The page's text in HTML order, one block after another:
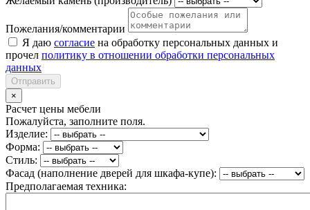
Пожелания/комментарии
Я даю согласие на обработку персональных данных и
прочел политику в отношении обработки персональных
данных
Отправить
×
Расчет цены мебели
Пожалуйста, заполните поля.
Изделие:
Форма:
Стиль:
Фасад (наполнение дверей для шкафа-купе):
Предполагаемая техника: